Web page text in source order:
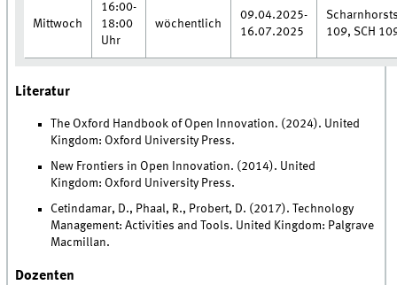
Mittwoch
16:00-
18:00
Uhr
wöchentlich
09.04.2025-
16.07.2025
109, SCH
Literatur
The Oxford Handbook of Open Innovation. (2024). United
Kingdom: Oxford University Press.
New Frontiers in Open Innovation. (2014). United
Kingdom: Oxford University Press.
Cetindamar, D., Phaal, R., Probert, D. (2017). Technology
Management: Activities and Tools. United Kingdom: Palgrave
Macmillan.
Dozenten